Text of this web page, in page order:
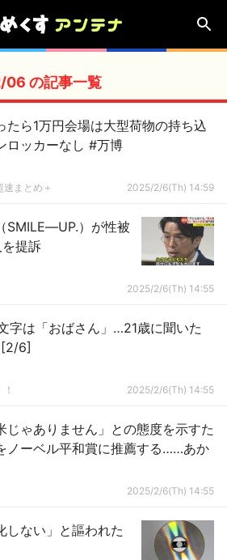
の記事一覧
たら1万円会場は大型荷物の持ち込
ロッカーなし #万博
速まとめ＋ 2025/2/6(Th) 14:59
SMILE―UP.）が性被
提訴
2025/2/6(Th) 14:55
字は「おばさん」…21歳に聞いた
[2/6]
2025/2/6(Th) 14:55
じゃありません」との態度を示すた
ノーベル平和賞に推薦する……あか
2025/2/6(Th) 14:55
しない」と謳われた